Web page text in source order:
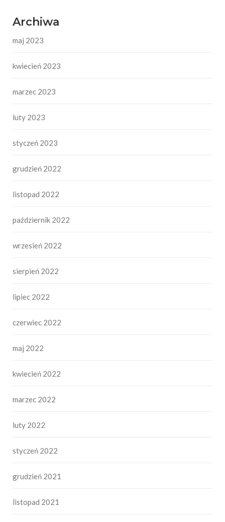
Archiwa
maj 2023
kwiecień 2023
marzec 2023
luty 2023
styczeń 2023
grudzień 2022
listopad 2022
październik 2022
wrzesień 2022
sierpień 2022
lipiec 2022
czerwiec 2022
maj 2022
kwiecień 2022
marzec 2022
luty 2022
styczeń 2022
grudzień 2021
listopad 2021